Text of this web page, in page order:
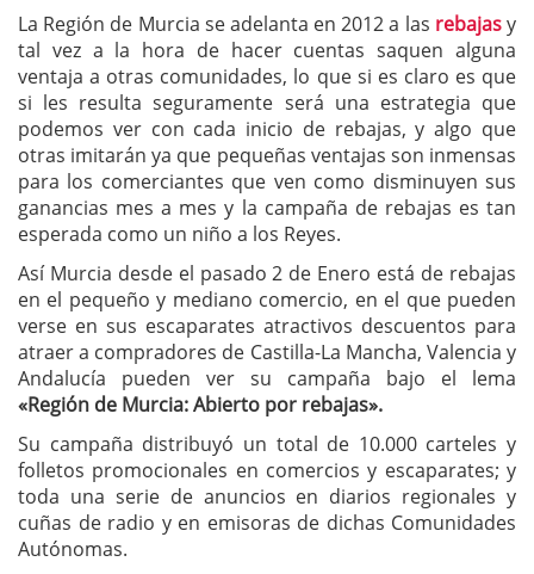
La Región de Murcia se adelanta en 2012 a las rebajasy
tal vez a la hora de hacer cuentas saquen alguna
ventaja a otras comunidades, lo que si es claro es que
si les resulta seguramente será una estrategia que
podemos ver con cada inicio de rebajas, y algo que
otras imitarán ya que pequeñas ventajas son inmensas
para los comerciantes que ven como disminuyen sus
ganancias mes a mes y la campaña de rebajas es tan
esperada como un niño a los Reyes.
Así Murcia desde el pasado 2 de Enero está de rebajas
en el pequeño y mediano comercio, en el que pueden
verse en sus escaparates atractivos descuentos para
atraer a compradores de Castilla-La Mancha, Valencia y
Andalucía pueden ver su campaña bajo el lema
«Región de Murcia: Abierto por rebajas».
Su campaña distribuyó un total de 10.000 carteles y
folletos promocionales en comercios y escaparates; y
toda una serie de anuncios en diarios regionales y
cuñas de radio y en emisoras de dichas Comunidades
Autónomas.